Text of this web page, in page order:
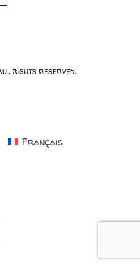
rights reserved.
Français